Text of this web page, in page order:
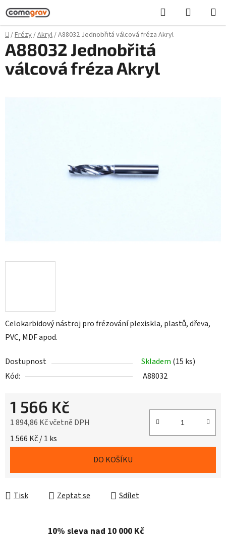
Přejít
na
obsah
Hledat
KOŠÍK
Domů
/Frézy/Akryl/A88032 Jednobřitá válcová fréza Akryl
Celokarbidový nástroj pro frézování plexiskla, plastů, dřeva,
PVC, MDF apod.
Dostupnost Skladem (15 ks)
Kód:
A88032
1 566 Kč
1 894,86 Kč včetně DPH
Měrná cena:
1 566 Kč / 1 ks
DO KOŠÍKU
Tisk Zeptat se Sdílet
A88032 Jednobřitá
válcová fréza Akryl
10% sleva nad 10 000 Kč